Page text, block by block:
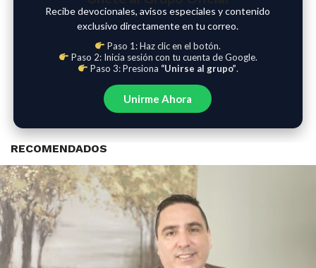
Recibe devocionales, avisos especiales y contenido
exclusivo directamente en tu correo.
Paso 1: Haz clic en el botón.
Paso 2: Inicia sesión con tu cuenta de Google.
Paso 3: Presiona “Unirse al grupo”.
Unirme Ahora
RECOMENDADOS